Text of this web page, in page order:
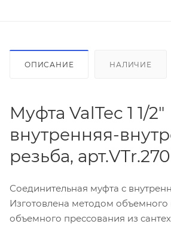
ОПИСАНИЕ НАЛИЧИЕ
Муфта ValTec 1 1/2"
внутренняя-
резьба, арт.VTr.270
Соединительная муфта с
Изготовлена методом объемного
объемного прессования из